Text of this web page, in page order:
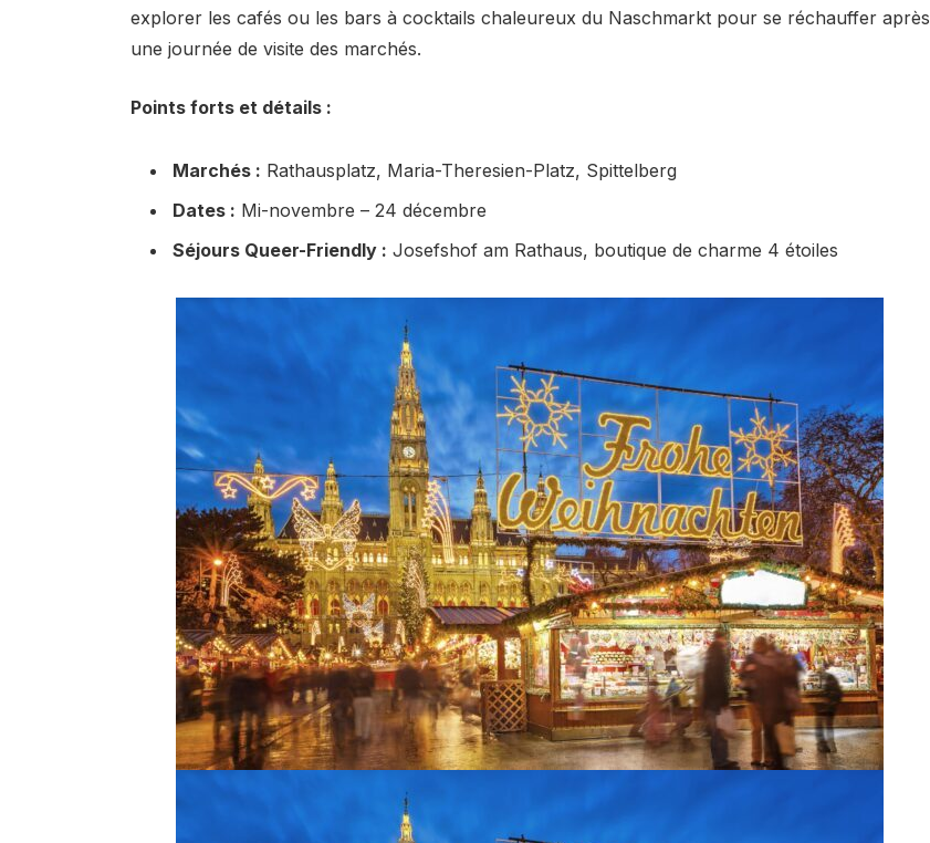
explorer les cafés ou les bars à cocktails chaleureux du Naschmarkt pour se réchauffer après
une journée de visite des marchés.
Points forts et détails :
Marchés : Rathausplatz, Maria-Theresien-Platz, Spittelberg
Dates : Mi-novembre – 24 décembre
Séjours Queer-Friendly : Josefshof am Rathaus, boutique de charme 4 étoiles